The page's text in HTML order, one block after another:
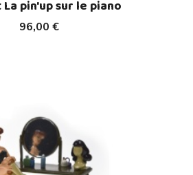
96,00 €
pin'up sur le piano